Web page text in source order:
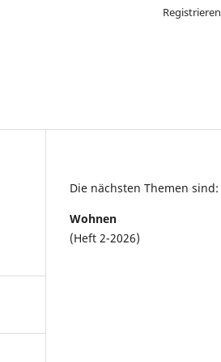
Registrieren
Die nächsten Themen sind:
Wohnen
(Heft 2-2026)